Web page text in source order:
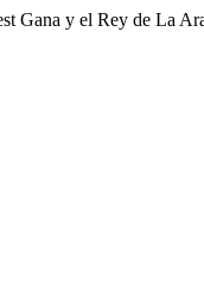
Gana y el Rey de La